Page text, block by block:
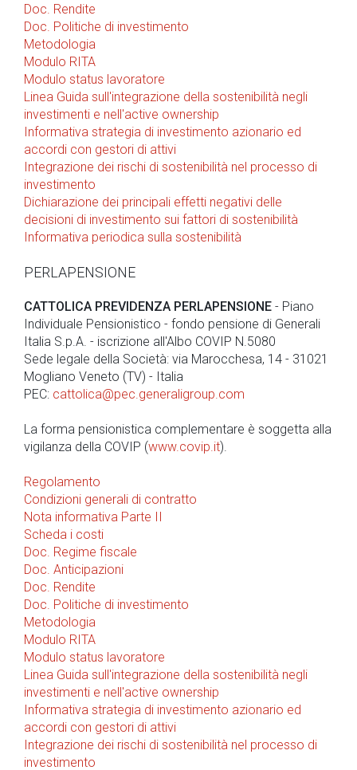
Doc. Rendite
Doc. Politiche di investimento
Metodologia
Modulo RITA
Modulo status lavoratore
Linea Guida sull'integrazione della sostenibilità negli
investimenti e nell'active ownership
Informativa strategia di investimento azionario ed
accordi con gestori di attivi
Integrazione dei rischi di sostenibilità nel processo di
investimento
Dichiarazione dei principali effetti negativi delle
decisioni di investimento sui fattori di sostenibilità
Informativa periodica sulla sostenibilità
PERLAPENSIONE
CATTOLICA PREVIDENZA PERLAPENSIONE - Piano
Individuale Pensionistico - fondo pensione di Generali
Italia S.p.A. - iscrizione all'Albo COVIP N.5080
Sede legale della Società: via Marocchesa, 14 - 31021
Mogliano Veneto (TV) - Italia
PEC: cattolica@pec.generaligroup.com
La forma pensionistica complementare è soggetta alla
vigilanza della COVIP (www.covip.it).
Regolamento
Condizioni generali di contratto
Nota informativa Parte II
Scheda i costi
Doc. Regime fiscale
Doc. Anticipazioni
Doc. Rendite
Doc. Politiche di investimento
Metodologia
Modulo RITA
Modulo status lavoratore
Linea Guida sull'integrazione della sostenibilità negli
investimenti e nell'active ownership
Informativa strategia di investimento azionario ed
accordi con gestori di attivi
Integrazione dei rischi di sostenibilità nel processo di
investimento